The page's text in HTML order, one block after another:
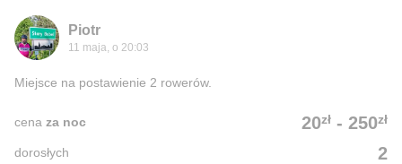
Piotr
11 maja, o 20:03
Miejsce na postawienie 2 rowerów.
20zł - 250zł
cena za noc
2
dorosłych